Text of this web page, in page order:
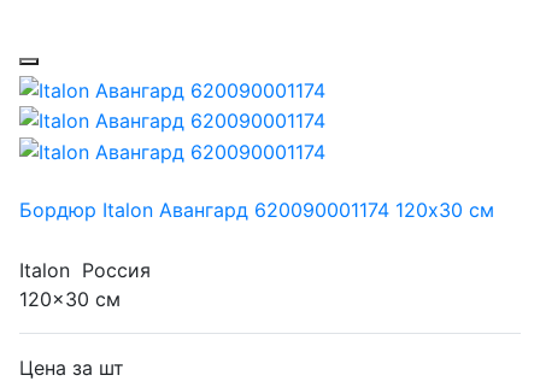
Бордюр Italon Авангард 620090001174 120x30 см
Italon Россия
120x30 см
Цена за шт